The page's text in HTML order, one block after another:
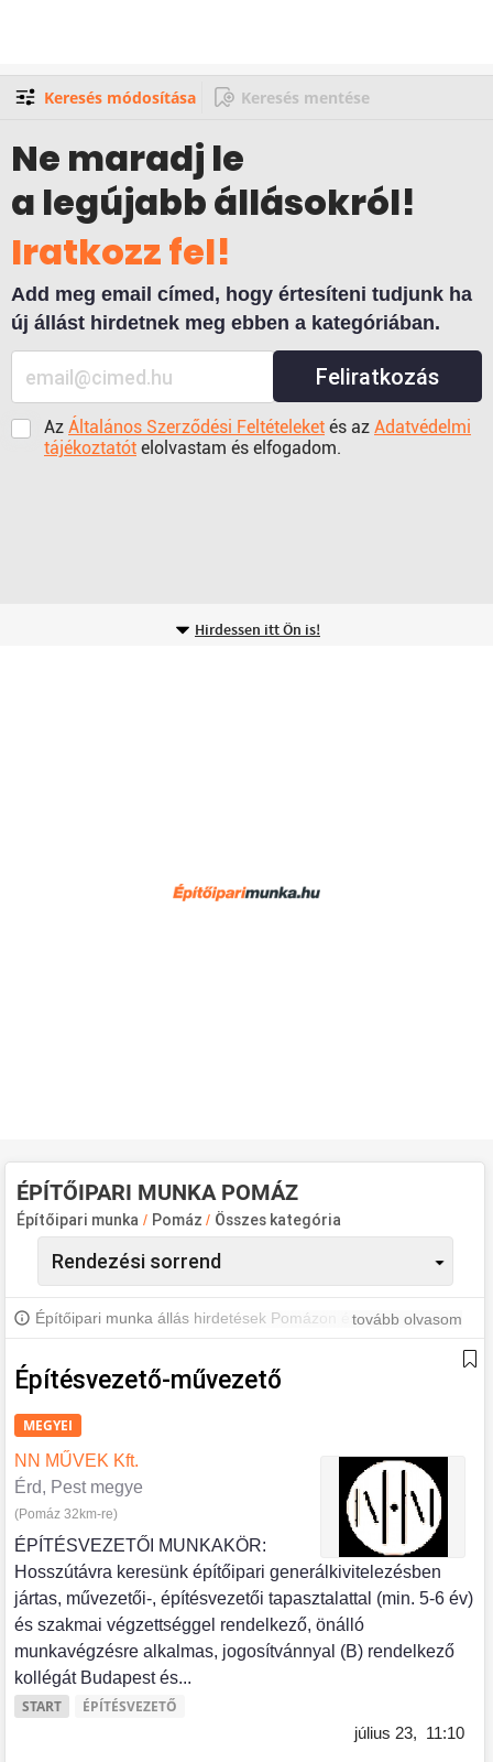
Keresés módosítása Keresés mentése
Ne maradj le
a legújabb állásokról!
Iratkozz fel!
Add meg email címed, hogy értesíteni tudjunk ha
új állást hirdetnek meg ebben a kategóriában.
Feliratkozás
Az Általános Szerződési Feltételeket és az Adatvédelmi
tájékoztatót elolvastam és elfogadom.
Hirdessen itt Ön is!
ÉPÍTŐIPARI MUNKA POMÁZ
Építőipari munka / Pomáz/ Összes kategória
Építőipari munka állás hirdetések Pomázon és környékén.
tovább olvasom
Építésvezető-művezető
MEGYEI
NN MŰVEK Kft.
Érd, Pest megye
(Pomáz 32km-re)
ÉPÍTÉSVEZETŐI MUNKAKÖR:
Hosszútávra keresünk építőipari generálkivitelezésben
jártas, művezetői-, építésvezetői tapasztalattal (min. 5-6 év)
és szakmai végzettséggel rendelkező, önálló
munkavégzésre alkalmas, jogosítvánnyal (B) rendelkező
kollégát Budapest és...
START
ÉPÍTÉSVEZETŐ
július 23, 11:10